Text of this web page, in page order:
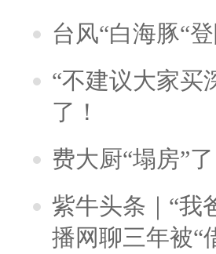
台风“白海豚“
“不建议大家买
了！
费大厨“塌房”了
紫牛头条｜“我
播网聊三年被“